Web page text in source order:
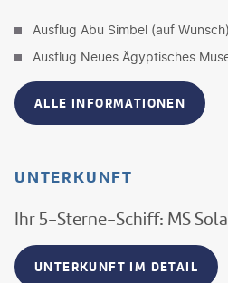
Ausflug Abu Simbel (auf Wunsch)
Ausflug Neues Ägyptisches
ALLE INFORMATIONEN
UNTERKUNFT
Ihr 5-Sterne-Schiff: MS
UNTERKUNFT IM DETAIL